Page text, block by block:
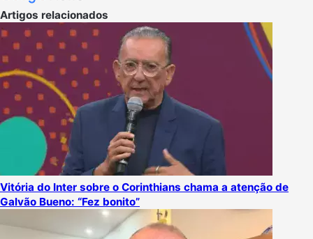
Artigos relacionados
Vitória do Inter sobre o Corinthians chama a atenção de
Galvão Bueno: “Fez bonito”